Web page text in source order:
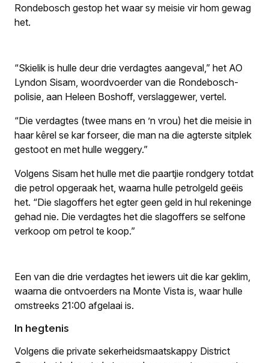
Rondebosch gestop het waar sy meisie vir hom gewag
het.
“Skielik is hulle deur drie verdagtes aangeval,” het AO
Lyndon Sisam, woordvoerder van die Rondebosch-
polisie, aan Heleen Boshoff, verslaggewer, vertel.
“Die verdagtes (twee mans en ’n vrou) het die meisie in
haar kêrel se kar forseer, die man na die agterste sitplek
gestoot en met hulle weggery.”
Volgens Sisam het hulle met die paartjie rondgery totdat
die petrol opgeraak het, waarna hulle petrolgeld geëis
het. “Die slagoffers het egter geen geld in hul rekeninge
gehad nie. Die verdagtes het die slagoffers se selfone
verkoop om petrol te koop.”
Een van die drie verdagtes het iewers uit die kar geklim,
waarna die ontvoerders na Monte Vista is, waar hulle
omstreeks 21:00 afgelaai is.
In hegtenis
Volgens die private sekerheidsmaatskappy District